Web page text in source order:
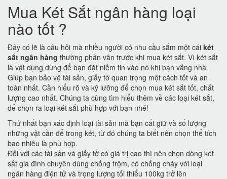
Mua Két Sắt ngân hàng loại
nào tốt ?
Đây có lẽ là câu hỏi mà nhiều người có nhu cầu sắm một cái két
sắt ngân hàng thường phân vân trước khi mua két sắt. Vì két sắt
là vật dụng dùng để bạn đặt niềm tin vào nó khi bạn vắng nhà.
Giúp bạn bảo vệ tài sản, giấy tờ quan trọng một cách tốt và an
toàn nhất. Cần hiểu rõ và kỹ lưỡng để chọn mua két sắt tốt, chất
lượng cao nhất. Chúng ta cùng tìm hiểu thêm về các loại két sắt,
để chọn ra loại két sắt phù hợp với bạn nhé!
Thứ nhất bạn xác định loại tài sản mà bạn cất giữ và số lượng
những vật cần để trong két, từ đó chúng ta biết nên chọn thể tích
bao nhiêu là phù hợp.
Đối với các tài sản và giấy tờ có giá trị cao thì nên chọn dòng két
sắt gia đình chuyên dùng chống trộm, có chống cháy với loại
ngân hàng điện tử và trọng lượng tối thiểu 100kg trở lên